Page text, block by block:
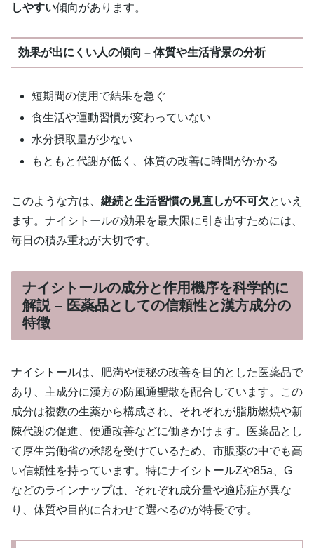
しやすい傾向があります。
効果が出にくい人の傾向 – 体質や生活背景の分析
短期間の使用で結果を急ぐ
食生活や運動習慣が変わっていない
水分摂取量が少ない
もともと代謝が低く、体質の改善に時間がかかる
このような方は、 継続と生活習慣の見直しが不可欠といえ
ます。ナイシトールの効果を最大限に引き出すためには、
毎日の積み重ねが大切です。
ナイシトールの成分と作用機序を科学的に
解説 – 医薬品としての信頼性と漢方成分の
特徴
ナイシトールは、肥満や便秘の改善を目的とした医薬品で
あり、主成分に漢方の防風通聖散を配合しています。この
成分は複数の生薬から構成され、それぞれが脂肪燃焼や新
陳代謝の促進、便通改善などに働きかけます。医薬品とし
て厚生労働省の承認を受けているため、市販薬の中でも高
い信頼性を持っています。特にナイシトールZや85a、G
などのラインナップは、それぞれ成分量や適応症が異な
り、体質や目的に合わせて選べるのが特長です。